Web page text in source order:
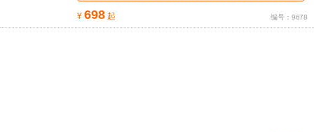
¥ 698 起 编号：9678